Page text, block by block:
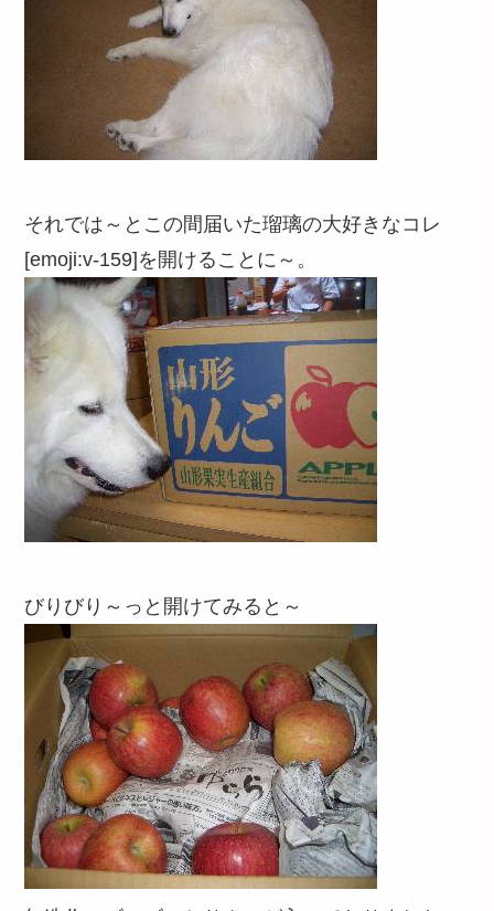
それでは～とこの間届いた瑠璃の大好きなコレ
[emoji:v-159]を開けることに～。
びりびり～っと開けてみると～